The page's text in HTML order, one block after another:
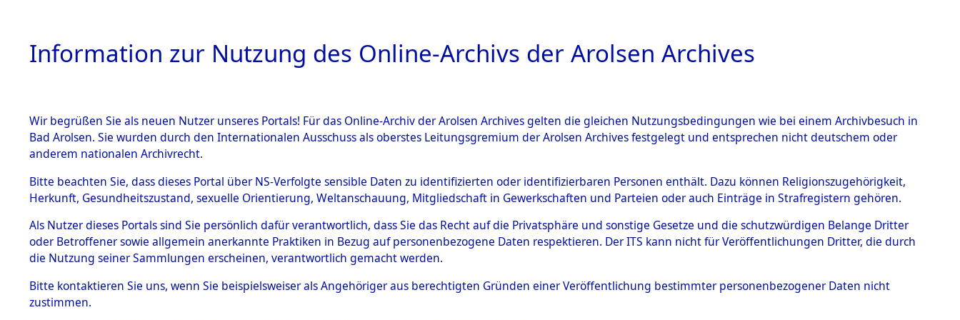
HOME BESTANDSBESCHREIBUNG ARCHIVALE ÜBERSICHT BILD
BESTÄNDE
Inhaftierungsdoku
mente
5. Verschiedenes
Todesmärsche
5.3.1 Alliierte
Ermittlungen zu den Orten Gardelege - Hofham.→0003
(84603949)→0110 (84604059)
0110 (84604059)
Information zur Nutzung des Online-Archivs der Arolsen Archives
Wir begrüßen Sie als neuen Nutzer unseres Portals! Für das Online-Archiv der Arolsen Archives gelten die gleichen Nutzungsbedingungen wie bei einem Archivbesuch in
Bad Arolsen. Sie wurden durch den Internationalen Ausschuss als oberstes Leitungsgremium der Arolsen Archives festgelegt und entsprechen nicht deutschem oder
anderem nationalen Archivrecht.
Bitte beachten Sie, dass dieses Portal über NS-Verfolgte sensible Daten zu identifizierten oder identifizierbaren Personen enthält. Dazu können Religionszugehörigkeit,
Herkunft, Gesundheitszustand, sexuelle Orientierung, Weltanschauung, Mitgliedschaft in Gewerkschaften und Parteien oder auch Einträge in Strafregistern gehören.
Als Nutzer dieses Portals sind Sie persönlich dafür verantwortlich, dass Sie das Recht auf die Privatsphäre und sonstige Gesetze und die schutzwürdigen Belange Dritter
oder Betroffener sowie allgemein anerkannte Praktiken in Bezug auf personenbezogene Daten respektieren. Der ITS kann nicht für Veröffentlichungen Dritter, die durch
die Nutzung seiner Sammlungen erscheinen, verantwortlich gemacht werden.
Bitte kontaktieren Sie uns, wenn Sie beispielsweiser als Angehöriger aus berechtigten Gründen einer Veröffentlichung bestimmter personenbezogener Daten nicht
zustimmen.